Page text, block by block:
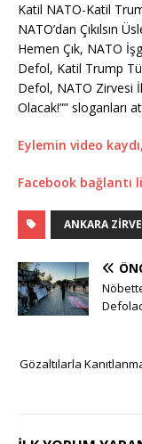
Katil NATO-Katil
NATO’dan Çıkılsın
Hemen Çık, NATO
Defol, Katil Trump
Defol, NATO Zirvesi
Olacak!”” sloganları
Eylemin video
Facebook bağlantı
ANKARA
Gözaltılarla